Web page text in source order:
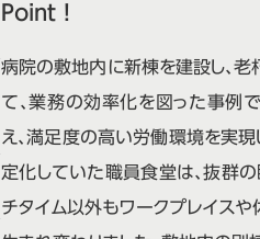
Point !
病院の敷地内に新棟を建設し、
て、業務の効率化を図った事例
え、満足度の高い労働環境を実
定化していた職員食堂は、抜群
チタイム以外もワークプレイス